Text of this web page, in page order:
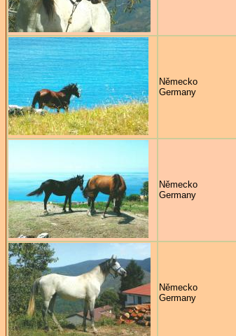
Německo
Germany
Německo
Germany
Německo
Germany